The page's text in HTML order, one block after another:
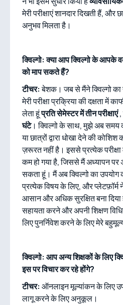
मेरी परीक्षाएं शानदार दिखती हैं,
अनुभव मिलता है।
क्विल्गो: क्या आप क्विल्गो के आपके
को माप सकते हैं?
टीचर:बेशक। जब से मैंने क्विल्गो का
मेरी परीक्षा प्रक्रिया की दक्षता
लेता हूंप्रति सेमेस्टर में तीन परीक्षाएं,
घंटे। क्विल्गो के साथ, मुझे अब
या छात्रों द्वारा धोखा देने की
ज़रूरत नहीं है। इससे प्रत्येक
कम हो गया है, जिससे मैं अध्यापन
सकता हूं। मैं अब क्विल्गो का उपयोग
प्रत्येक विषय के लिए, और
आसान और अधिक सुरक्षित बना
सहायता करने और अपनी शिक्षण
लिए पुनर्निवेश करने के लिए मेरे
क्विल्गो: आप अन्य शिक्षकों के लिए
इस पर विचार कर रहे होंगे?
टीचर: ऑनलाइन मूल्यांकन के लिए
लागू करने के लिए अनुकूल।